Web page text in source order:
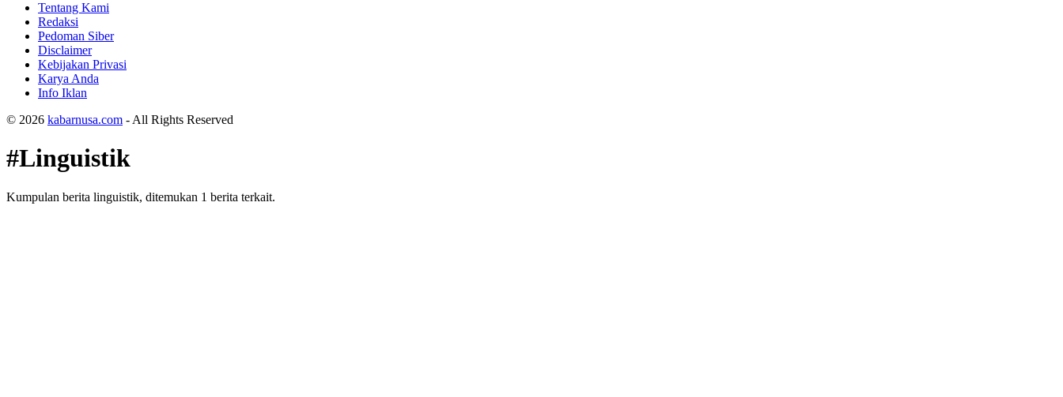
Tentang Kami
Redaksi
Pedoman Siber
Disclaimer
Kebijakan Privasi
Karya Anda
Info Iklan
© 2026 kabarnusa.com - All Rights Reserved
#Linguistik
Kumpulan berita linguistik, ditemukan 1 berita terkait.